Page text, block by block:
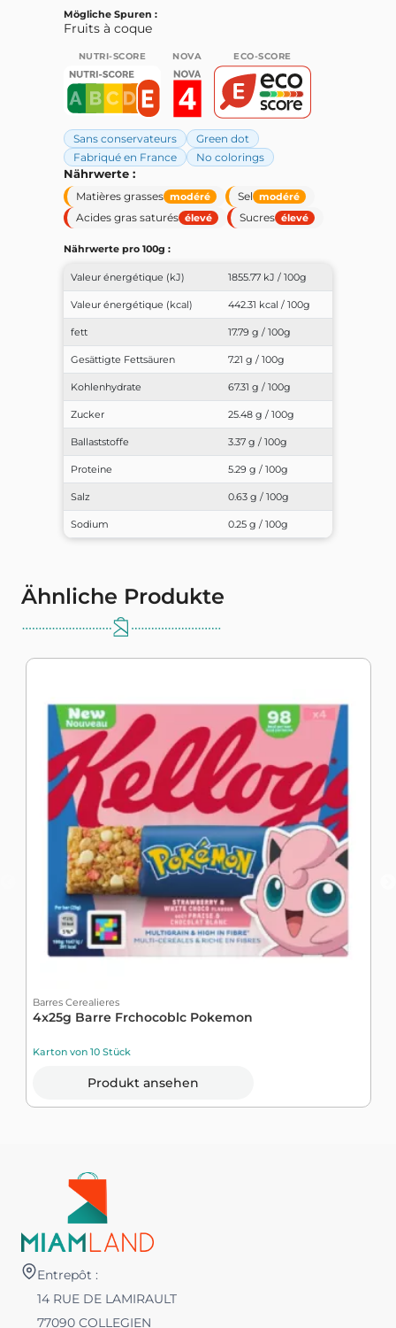
Mögliche Spuren :
Fruits à coque
NUTRI-SCORE NOVA ECO-SCORE
Sans conservateurs
Green dot
Fabriqué en France
No colorings
Nährwerte :
Matières grasses modéré Sel modéré
Acides gras saturés élevé Sucres élevé
Nährwerte pro 100g :
Valeur énergétique (kJ) 1855.77 kJ / 100g
Valeur énergétique (kcal) 442.31 kcal / 100g
fett 17.79 g / 100g
Gesättigte Fettsäuren 7.21 g / 100g
Kohlenhydrate 67.31 g / 100g
Zucker 25.48 g / 100g
Ballaststoffe 3.37 g / 100g
Proteine 5.29 g / 100g
Salz 0.63 g / 100g
Sodium 0.25 g / 100g
Ähnliche Produkte
Barres Cerealieres
4x25g Barre Frchocoblc Pokemon
Karton von 10 Stück
Produkt ansehen
Entrepôt :
14 RUE DE LAMIRAULT
77090 COLLEGIEN